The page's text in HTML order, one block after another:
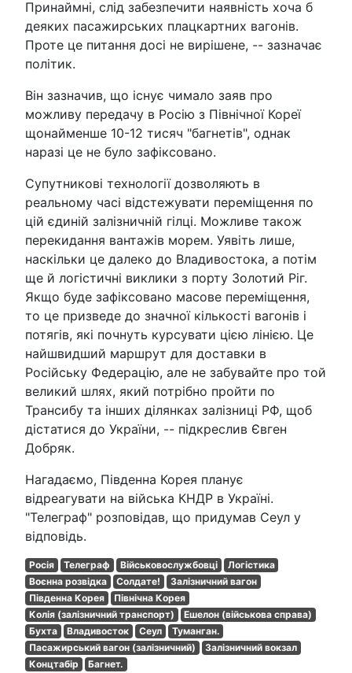
Принаймні, слід забезпечити наявність хоча б
деяких пасажирських плацкартних вагонів.
Проте це питання досі не вирішене, -- зазначає
політик.
Він зазначив, що існує чимало заяв про
можливу передачу в Росію з Північної Кореї
щонайменше 10-12 тисяч "багнетів", однак
наразі це не було зафіксовано.
Супутникові технології дозволяють в
реальному часі відстежувати переміщення по
цій єдиній залізничній гілці. Можливе також
перекидання вантажів морем. Уявіть лише,
наскільки це далеко до Владивостока, а потім
ще й логістичні виклики з порту Золотий Ріг.
Якщо буде зафіксовано масове переміщення,
то це призведе до значної кількості вагонів і
потягів, які почнуть курсувати цією лінією. Це
найшвидший маршрут для доставки в
Російську Федерацію, але не забувайте про той
великий шлях, який потрібно пройти по
Трансибу та інших ділянках залізниці РФ, щоб
дістатися до України, -- підкреслив Євген
Добряк.
Нагадаємо, Південна Корея планує
відреагувати на війська КНДР в Україні.
"Телеграф" розповідав, що придумав Сеул у
відповідь.
Росія Телеграф Військовослужбовці
Логістика
Воєнна розвідка
Солдате!
Залізничний вагон
Південна Корея
Північна Корея
Колія (залізничний транспорт)
Ешелон (військова справа)
Бухта
Владивосток Сеул
Туманган.
Пасажирський вагон (залізничний)
Залізничний вокзал
Концтабір
Багнет.